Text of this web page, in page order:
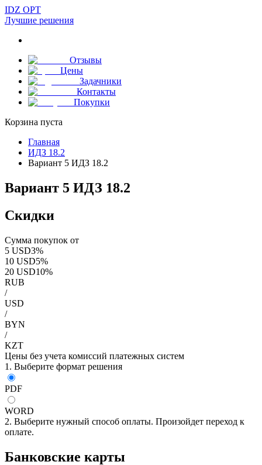
IDZ OPT
Лучшие решения
Отзывы
Цены
Задачники
Контакты
Покупки
Корзина пуста
Главная
ИДЗ 18.2
Вариант 5 ИДЗ 18.2
Вариант 5 ИДЗ 18.2
Скидки
Сумма покупок от
5 USD3%
10 USD5%
20 USD10%
RUB
/
USD
/
BYN
/
KZT
Цены без учета комиссий платежных систем
1. Выберите формат решения
PDF
WORD
2. Выберите нужный способ оплаты. Произойдет переход к
оплате.
Банковские карты